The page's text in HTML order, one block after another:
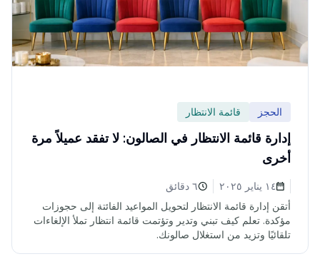
الحجز قائمة الانتظار
إدارة قائمة الانتظار في الصالون: لا تفقد عميلاً مرة
أخرى
١٤ يناير ٢٠٢٥
٦ دقائق
أتقن إدارة قائمة الانتظار لتحويل المواعيد الفائتة إلى حجوزات
مؤكدة. تعلم كيف تبني وتدير وتؤتمت قائمة انتظار تملأ الإلغاءات
تلقائيًا وتزيد من استغلال صالونك.